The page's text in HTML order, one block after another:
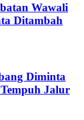
Wawali
Ditambah
Diminta
Jalur